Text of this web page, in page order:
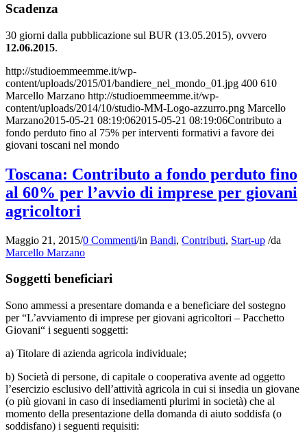
Scadenza
30 giorni dalla pubblicazione sul BUR (13.05.2015), ovvero
12.06.2015.
http://studioemmeemme.it/wp-
content/uploads/2015/01/bandiere_nel_mondo_01.jpg 400 610
Marcello Marzano http://studioemmeemme.it/wp-
content/uploads/2014/10/studio-MM-Logo-azzurro.png Marcello
Marzano2015-05-21 08:19:062015-05-21 08:19:06Contributo a
fondo perduto fino al 75% per interventi formativi a favore dei
giovani toscani nel mondo
Toscana: Contributo a fondo perduto fino
al 60% per l’avvio di imprese per giovani
agricoltori
Maggio 21, 2015/0 Commenti/in Bandi, Contributi, Start-up /da
Marcello Marzano
Soggetti beneficiari
Sono ammessi a presentare domanda e a beneficiare del sostegno
per “L’avviamento di imprese per giovani agricoltori – Pacchetto
Giovani“ i seguenti soggetti:
a) Titolare di azienda agricola individuale;
b) Società di persone, di capitale o cooperativa avente ad oggetto
l’esercizio esclusivo dell’attività agricola in cui si insedia un giovane
(o più giovani in caso di insediamenti plurimi in società) che al
momento della presentazione della domanda di aiuto soddisfa (o
soddisfano) i seguenti requisiti: